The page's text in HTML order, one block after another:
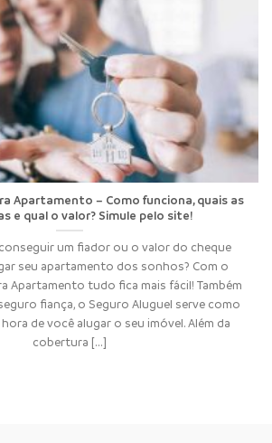
Apartamento – Como funciona, quais as
e qual o valor? Simule pelo site!
um fiador ou o valor do cheque
seu apartamento dos sonhos? Com o
Apartamento tudo fica mais fácil! Também
fiança, o Seguro Aluguel serve como
de você alugar o seu imóvel. Além da
cobertura [...]